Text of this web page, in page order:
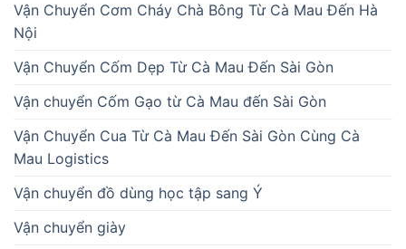
Vận Chuyển Cơm Cháy Chà Bông Từ Cà Mau Đến Hà
Nội
Vận Chuyển Cốm Dẹp Từ Cà Mau Đến Sài Gòn
Vận chuyển Cốm Gạo từ Cà Mau đến Sài Gòn
Vận Chuyển Cua Từ Cà Mau Đến Sài Gòn Cùng Cà
Mau Logistics
Vận chuyển đồ dùng học tập sang Ý
Vận chuyển giày